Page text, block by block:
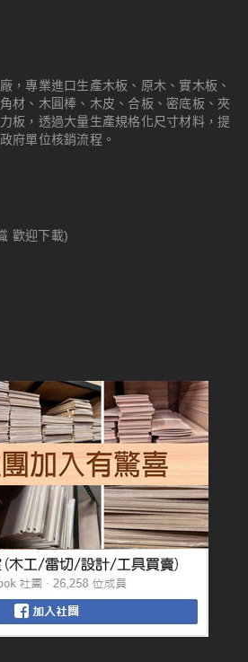
，專業進口生產木板、原木、實木板、
材、木圓棒、木皮、合板、密底板、夾
板，透過大量生產規格化尺寸材料，提
府單位核銷流程。
歡迎下載)